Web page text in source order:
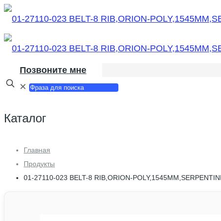
Позвоните мне
✕
Каталог
Главная
Продукты
01-27110-023 BELT-8 RIB,ORION-